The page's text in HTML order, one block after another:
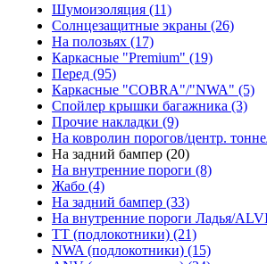
Шумоизоляция (11)
Солнцезащитные экраны (26)
На полозьях (17)
Каркасные "Premium" (19)
Перед (95)
Каркасные "COBRA"/"NWA" (5)
Спойлер крышки багажника (3)
Прочие накладки (9)
На ковролин порогов/центр.
На задний бампер (20)
На внутренние пороги (8)
Жабо (4)
На задний бампер (33)
На внутренние пороги Ладья/
TT (подлокотники) (21)
NWA (подлокотники) (15)